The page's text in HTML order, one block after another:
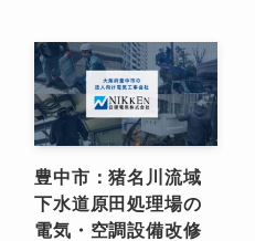
豊中市：猪名川流域
下水道原田処理場の
電気・空調設備改修